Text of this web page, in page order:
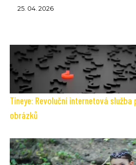
25. 04. 2026
Tineye: Revoluční internetová služba
obrázků